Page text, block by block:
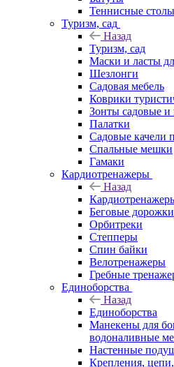
Теннисные столы
Туризм, сад
Назад
Туризм, сад
Маски и ласты
Шезлонги
Садовая мебель
Коврики
Зонты садовые
Палатки
Садовые качели
Спальные мешки
Гамаки
Кардиотренажеры
Назад
Беговые дорожки
Орбитреки
Степперы
Спин байки
Велотренажеры
Гребные
Единоборства
Назад
Единоборства
Манекены для
водоналивные
Настенные
Крепления,